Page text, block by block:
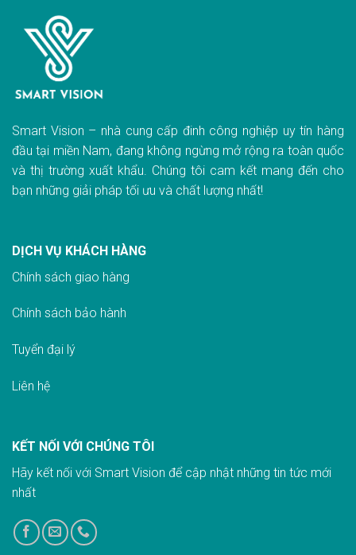
Smart Vision – nhà cung cấp đinh công nghiệp uy tín hàng
đầu tại miền Nam, đang không ngừng mở rộng ra toàn quốc
và thị trường xuất khẩu. Chúng tôi cam kết mang đến cho
bạn những giải pháp tối ưu và chất lượng nhất!
DỊCH VỤ KHÁCH HÀNG
Chính sách giao hàng
Chính sách bảo hành
Tuyển đại lý
Liên hệ
KẾT NỐI VỚI CHÚNG TÔI
Hãy kết nối với Smart Vision để cập nhật những tin tức mới
nhất